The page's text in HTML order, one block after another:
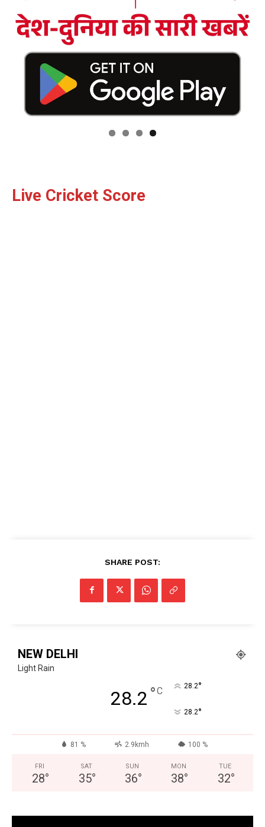
FacebookWhatsApp
Share
Read Latest News on AIN
Live Cricket Score
SHARE POST:
NEW DELHI
Light Rain
28.2 °C 28.2°
28.2°
81 % 2.9kmh 100 %
FRI
28°
SAT
35°
SUN
36°
MON
38°
TUE
32°